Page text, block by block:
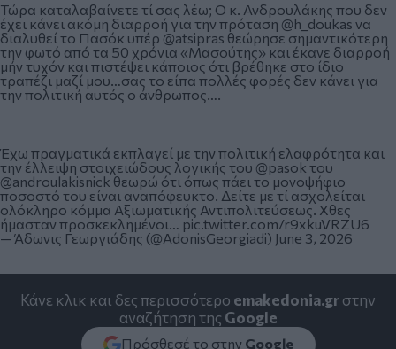
Τώρα καταλαβαίνετε τί σας λέω; Ο κ. Ανδρουλάκης που δεν
έχει κάνει ακόμη διαρροή για την πρόταση @h_doukas να
διαλυθεί το Πασόκ υπέρ @atsipras θεώρησε σημαντικότερη
την φωτό από τα 50 χρόνια «Μασούτης» και έκανε διαρροή
μήν τυχόν και πιστέψει κάποιος ότι βρέθηκε στο ίδιο
τραπέζι μαζί μου…σας το είπα πολλές φορές δεν κάνει για
την πολιτική αυτός ο άνθρωπος….
Έχω πραγματικά εκπλαγεί με την πολιτική ελαφρότητα και
την έλλειψη στοιχειώδους λογικής του @pasokτου
@androulakisnick θεωρώ ότι όπως πάει το μονοψήφιο
ποσοστό του είναι αναπόφευκτο. Δείτε με τί ασχολείται
ολόκληρο κόμμα Αξιωματικής Αντιπολιτεύσεως. Χθες
ήμασταν προσκεκλημένοι… pic.twitter.com/r9xkuVRZU6
— Άδωνις Γεωργιάδης (@AdonisGeorgiadi) June 3, 2026
Κάνε κλικ και δες περισσότερο emakedonia.grστην
αναζήτηση της Google
Πρόσθεσέ το στην Google